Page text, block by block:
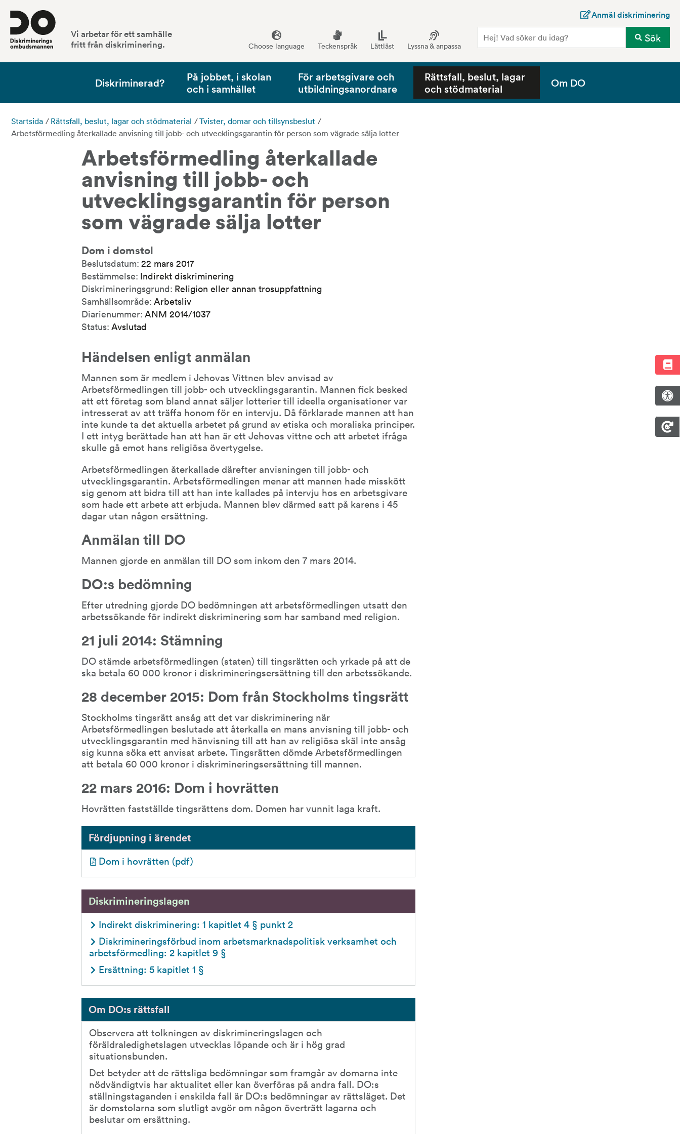
Vi arbetar för ett samhälle
fritt från diskriminering.
Anmäl diskriminering
Choose language Teckenspråk Lättläst Lyssna & anpassa
Sök
Diskriminerad?
På jobbet, i skolan
och i samhället
För arbetsgivare och
utbildningsanordnare
Rättsfall, beslut, lagar
och stödmaterial
Om DO
Startsida / Rättsfall, beslut, lagar och stödmaterial /Tvister, domar och tillsynsbeslut /
Arbetsförmedling återkallade anvisning till jobb- och utvecklingsgarantin för person som vägrade sälja lotter
Arbetsförmedling återkallade
anvisning till jobb- och
utvecklingsgarantin för person
som vägrade sälja lotter
Dom i domstol
Beslutsdatum: 22 mars 2017
Bestämmelse: Indirekt diskriminering
Diskrimineringsgrund: Religion eller annan trosuppfattning
Samhällsområde: Arbetsliv
Diarienummer: ANM 2014/1037
Status: Avslutad
Händelsen enligt anmälan
Mannen som är medlem i Jehovas Vittnen blev anvisad av
Arbetsförmedlingen till jobb- och utvecklingsgarantin. Mannen fick besked
att ett företag som bland annat säljer lotterier till ideella organisationer var
intresserat av att träffa honom för en intervju. Då förklarade mannen att han
inte kunde ta det aktuella arbetet på grund av etiska och moraliska principer.
I ett intyg berättade han att han är ett Jehovas vittne och att arbetet ifråga
skulle gå emot hans religiösa övertygelse.
Arbetsförmedlingen återkallade därefter anvisningen till jobb- och
utvecklingsgarantin. Arbetsförmedlingen menar att mannen hade misskött
sig genom att bidra till att han inte kallades på intervju hos en arbetsgivare
som hade ett arbete att erbjuda. Mannen blev därmed satt på karens i 45
dagar utan någon ersättning.
Anmälan till DO
Mannen gjorde en anmälan till DO som inkom den 7 mars 2014.
DO:s bedömning
Efter utredning gjorde DO bedömningen att arbetsförmedlingen utsatt den
arbetssökande för indirekt diskriminering som har samband med religion.
21 juli 2014: Stämning
DO stämde arbetsförmedlingen (staten) till tingsrätten och yrkade på att de
ska betala 60 000 kronor i diskrimineringsersättning till den arbetssökande.
28 december 2015: Dom från Stockholms tingsrätt
Stockholms tingsrätt ansåg att det var diskriminering när
Arbetsförmedlingen beslutade att återkalla en mans anvisning till jobb- och
utvecklingsgarantin med hänvisning till att han av religiösa skäl inte ansåg
sig kunna söka ett anvisat arbete. Tingsrätten dömde Arbetsförmedlingen
att betala 60 000 kronor i diskrimineringsersättning till mannen.
22 mars 2016: Dom i hovrätten
Hovrätten fastställde tingsrättens dom. Domen har vunnit laga kraft.
Fördjupning i ärendet
Dom i hovrätten (pdf)
Diskrimineringslagen
Indirekt diskriminering: 1 kapitlet 4 § punkt 2
Diskrimineringsförbud inom arbetsmarknadspolitisk verksamhet och
arbetsförmedling: 2 kapitlet 9 §
Ersättning: 5 kapitlet 1 §
Om DO:s rättsfall
Observera att tolkningen av diskrimineringslagen och
föräldraledighetslagen utvecklas löpande och är i hög grad
situationsbunden.
Det betyder att de rättsliga bedömningar som framgår av domarna inte
nödvändigtvis har aktualitet eller kan överföras på andra fall. DO:s
ställningstaganden i enskilda fall är DO:s bedömningar av rättsläget. Det
är domstolarna som slutligt avgör om någon överträtt lagarna och
beslutar om ersättning.